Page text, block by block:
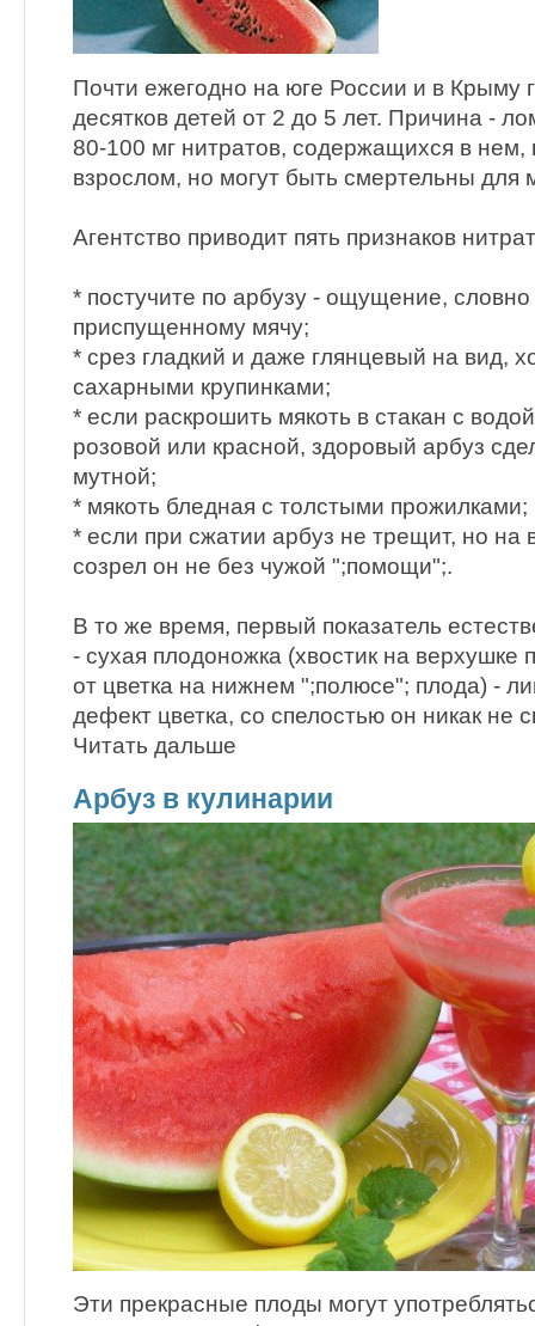
Почти ежегодно на юге России и в Крыму
десятков детей от 2 до 5 лет. Причина -
80-100 мг нитратов, содержащихся в нем,
взрослом, но могут быть смертельны для
Агентство приводит пять признаков
* постучите по арбузу - ощущение, словно
приспущенному мячу;
* срез гладкий и даже глянцевый на вид,
сахарными крупинками;
* если раскрошить мякоть в стакан с
розовой или красной, здоровый арбуз
мутной;
* мякоть бледная с толстыми прожилками;
* если при сжатии арбуз не трещит, но на
созрел он не без чужой ";помощи";.
В то же время, первый показатель
- сухая плодоножка (хвостик на верхушке
от цветка на нижнем ";полюсе"; плода) -
дефект цветка, со спелостью он никак не
Читать дальше
Арбуз в кулинарии
Эти прекрасные плоды могут